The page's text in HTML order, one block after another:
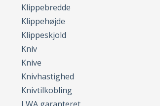
Klippebredde
Klippehøjde
Klippeskjold
Kniv
Knive
Knivhastighed
Knivtilkobling